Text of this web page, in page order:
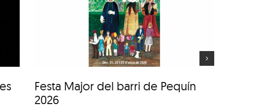
Festa Major del barri de Pequín
2026
Festa Major del barri
de Pequín 2026